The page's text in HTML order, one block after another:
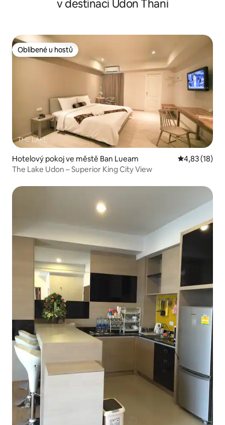
v destinaci Udon Thani
Oblíbené u hostů
Oblíbené u hostů
Hotelový pokoj ve městě Ban Lueam Průměrné
4,83 (18)
The Lake Udon – Superior King City View